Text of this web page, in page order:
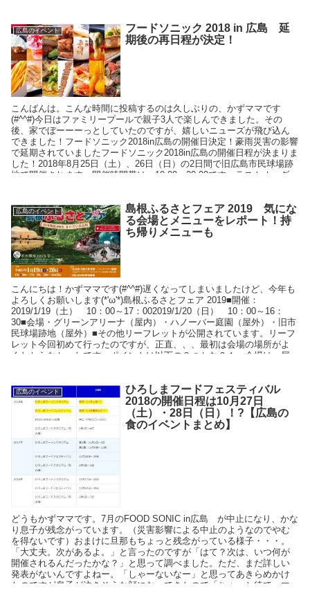
広島のイベント
フードソニック 2018 in 広島 延
期後の再日程が決定！
こんばんは。こんな時間に投稿するのは久しぶりの、かずママです
(#^^#)今日はファミリープールで親子3人で楽しんできました。その
後、家でぼーーーっとしていたのですが、嬉しいニューズが飛び込ん
できました！フードソニック2018in広島の開催日決定！豪雨災害の影響
で延期されていましたフードソニック2018in広島の開催日程が決まりま
した！2018年8月25日（土）、26日（日）の2日間で旧広島市民球場跡
地で開催されます。開催時間帯は、10:00～20:00です。ラストオーダー
広島のイベント
島根ふるさとフェア 2019 気にな
る会場とメニューをレポート！持
ち帰りメニューも
こんにちは！かずママです(#^^#)遅くなってしまいましたけど、今年も
よろしくお願いします(*'ω'*)島根ふるさとフェア 2019■開催：
2019/1/19（土） 10：00～17：002019/1/20（日） 10：00～16：
30■会場・グリーンアリーナ（屋内）・ハノーバー庭園（屋外）・旧市
民球場跡地（屋外）■その他リーフレットが公開されています。リーフ
レット今回初めて行ったのですが、正直、、、最初は会場の場所がよ
くわからなかったです。ポイントは以下の２つかな？１．会場は、屋
していきますね。とってもにぎわ
広島のイベント
ひろしまフードフェスティバル
2018の開催日程は10月27日
（土）・28日（日）！?【広島の
食のイベントまとめ】
どうもかずママです。7月のFOOD SONIC in広島 が中止になり、かな
り息子が残念がっています。（災害影響による中止のようなのでやむ
を得ないです）おまけに旦那もちょっと残念がっている様子・・・。
「大丈夫。次があるよ。」と言ったのですが「はて？次は、いつ何が
開催されるんだったかな？」と思って調べました。ただ、まだ詳しい
発表がないんですよねー。「しゃーないなー」と思ってあきらめかけ
たのですが息子が泣きそうな顔になってきたので「ちょっと待て。マ